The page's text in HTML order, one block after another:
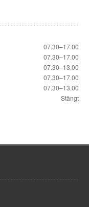
07.30–17.00
07.30–17.00
07.30–13.00
07.30–17.00
07.30–13.00
Stängt